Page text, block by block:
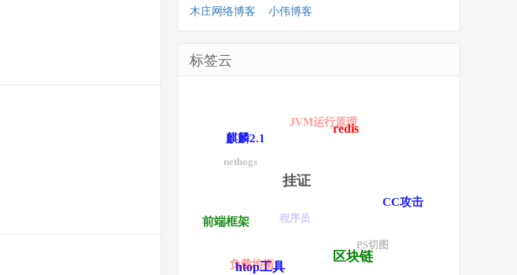
木庄网络博客 小伟博客
标签云
redis
PS切图
麒麟2.1
区块链
挂证
nethogs
htop工具
前端框架
负载均衡
程序员
CC攻击
JVM运行原理